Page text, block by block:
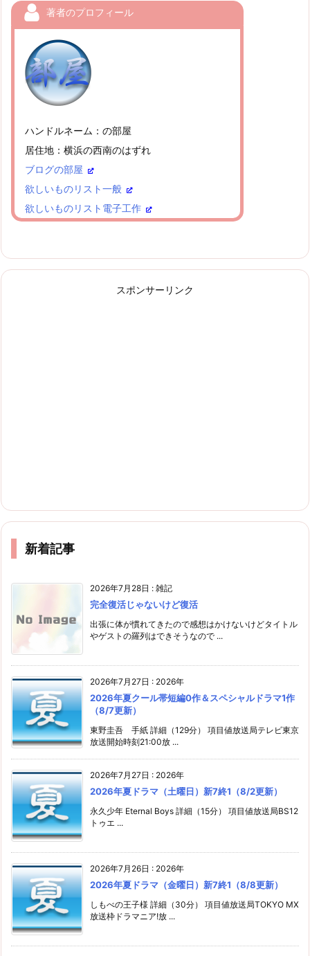
著者のプロフィール
ハンドルネーム：の部屋
居住地：横浜の西南のはずれ
ブログの部屋
欲しいものリスト一般
欲しいものリスト電子工作
スポンサーリンク
新着記事
2026年7月28日 : 雑記
完全復活じゃないけど復活
出張に体が慣れてきたので感想はかけないけどタイトル
やゲストの羅列はできそうなので ...
2026年7月27日 : 2026年
2026年夏クール帯短編0作＆スペシャルドラマ1作
（8/7更新）
東野圭吾 手紙 詳細（129分） 項目値放送局テレビ東京
放送開始時刻21:00放 ...
2026年7月27日 : 2026年
2026年夏ドラマ（土曜日）新7終1（8/2更新）
永久少年 Eternal Boys 詳細（15分） 項目値放送局BS12
トゥエ ...
2026年7月26日 : 2026年
2026年夏ドラマ（金曜日）新7終1（8/8更新）
しもべの王子様 詳細（30分） 項目値放送局TOKYO MX
放送枠ドラマニア!放 ...